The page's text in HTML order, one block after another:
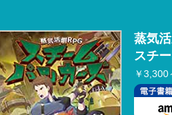
蒸気
スチ
￥3,300